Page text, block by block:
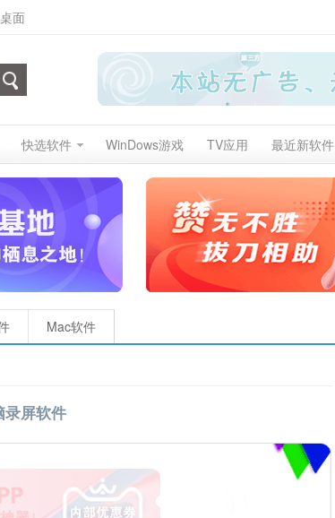
面
快选软件 WinDows游戏 TV应用 最近新软件
Mac软件
录屏软件